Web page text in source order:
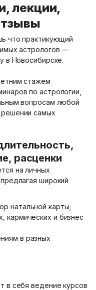
лекции,
что практикующий
астрологов —
в Новосибирске.
стажем
по астрологии,
вопросам любой
самых
расценки
на личных
широкий
натальной карты;
кармических и бизнес
в разных
в себя ведение курсов